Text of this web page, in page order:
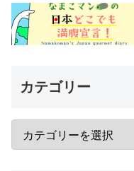
カテゴリー